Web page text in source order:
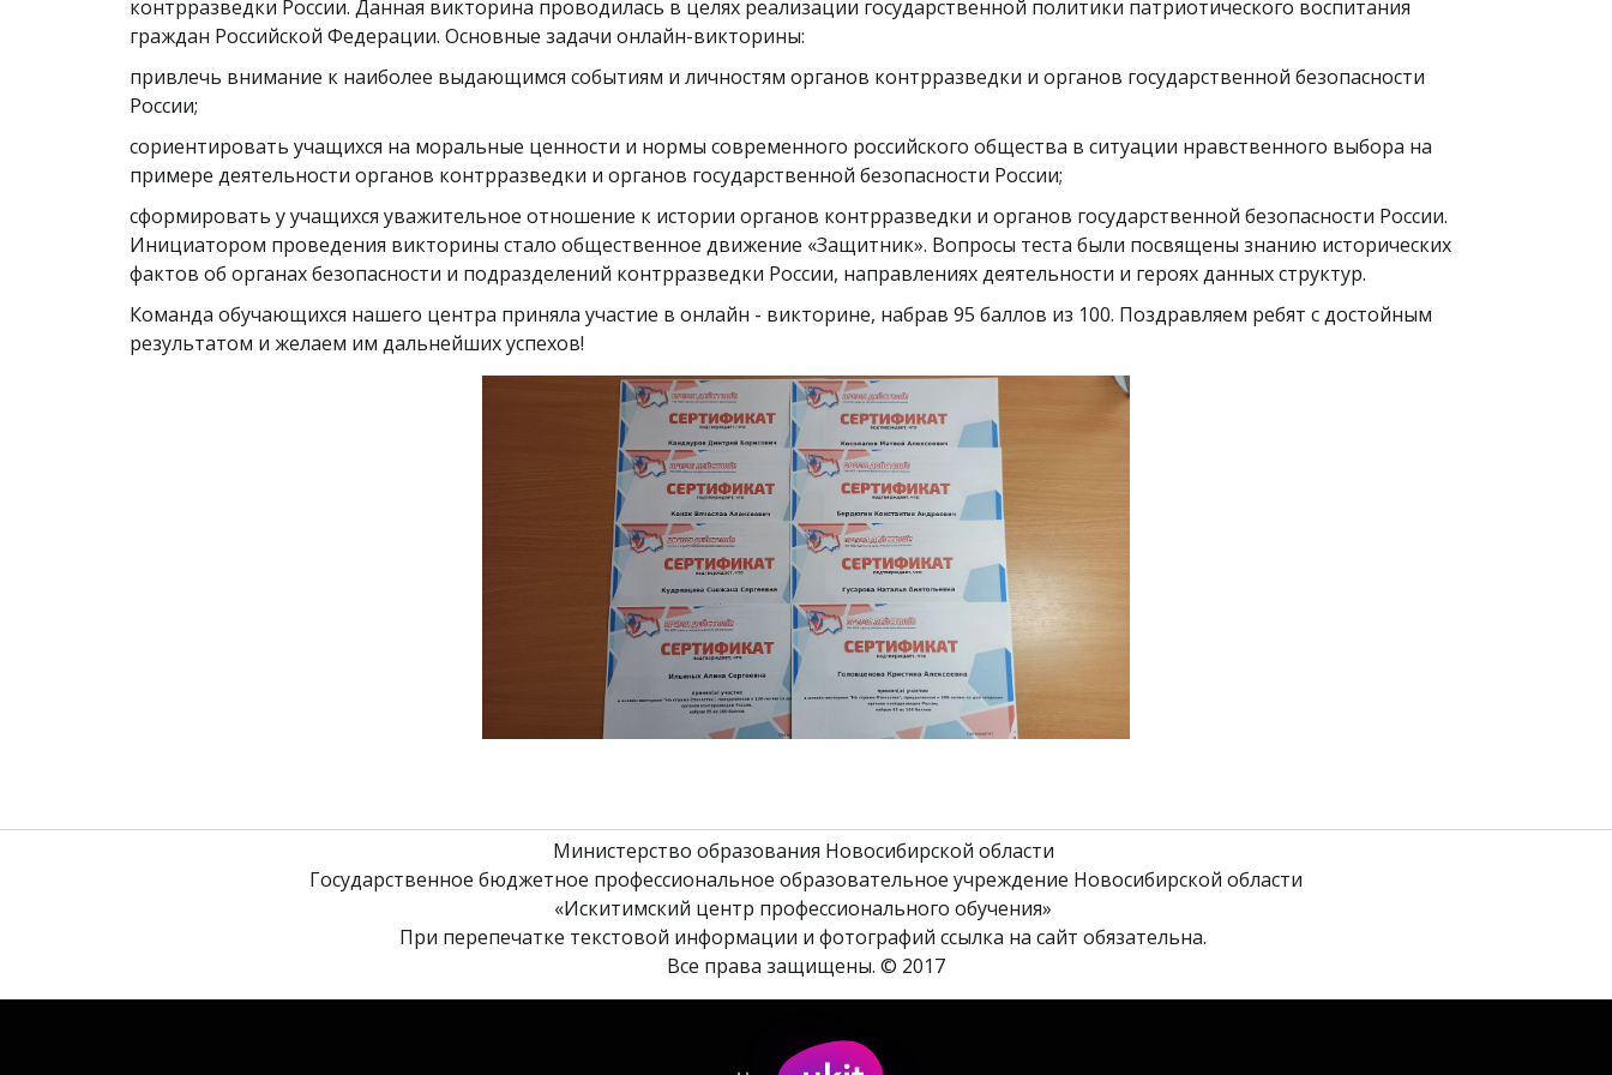
контрразведки России. Данная викторина проводилась в целях реализации государственной политики патриотического воспитания
граждан Российской Федерации. Основные задачи онлайн-викторины:
привлечь внимание к наиболее выдающимся событиям и личностям органов контрразведки и органов государственной безопасности
России;
сориентировать учащихся на моральные ценности и нормы современного российского общества в ситуации нравственного выбора на
примере деятельности органов контрразведки и органов государственной безопасности России;
сформировать у учащихся уважительное отношение к истории органов контрразведки и органов государственной безопасности России.
Инициатором проведения викторины стало общественное движение «Защитник». Вопросы теста были посвящены знанию исторических
фактов об органах безопасности и подразделений контрразведки России, направлениях деятельности и героях данных структур.
Команда обучающихся нашего центра приняла участие в онлайн - викторине, набрав 95 баллов из 100. Поздравляем ребят с достойным
результатом и желаем им дальнейших успехов!
Министерство образования Новосибирской области
Государственное бюджетное профессиональное образовательное учреждение Новосибирской области
«Искитимский центр профессионального обучения»
При перепечатке текстовой информации и фотографий ссылка на сайт обязательна.
Все права защищены. © 2017